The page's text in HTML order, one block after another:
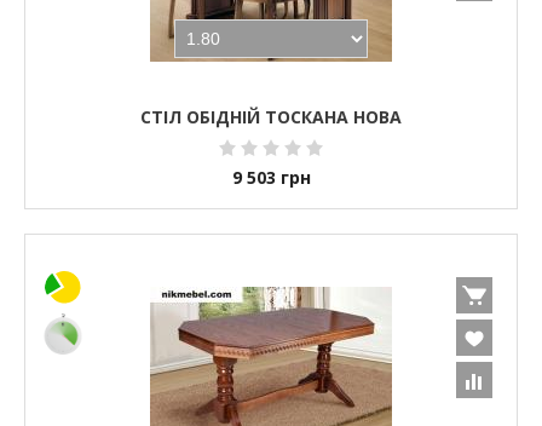
СТІЛ ОБІДНІЙ ТОСКАНА НОВА
9 503 грн